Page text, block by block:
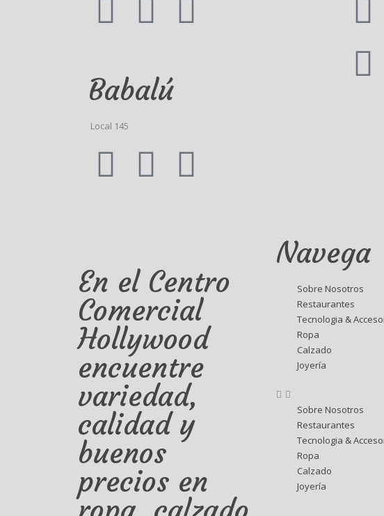
Babalú
Local 145
En el Centro
Comercial
Hollywood
encuentre
variedad,
calidad y
buenos
precios en
Navega
Sobre Nosotros
Restaurantes
Tecnologia &
Ropa
Calzado
Joyería
Sobre Nosotros
Restaurantes
Tecnologia &
Ropa
Calzado
Joyería